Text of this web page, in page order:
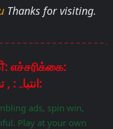
Thanks for visiting.
எச்சரிக்கை:
హెచ్చరిక: ಎಚ್ಚರಿಕೆ: সতর্কতা: انتباہ: , تحذير:
ads, spin win,
Play at your own